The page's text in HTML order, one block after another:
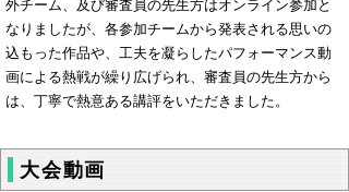
外チーム、及び審査員の先生方はオンライン参加と
なりましたが、各参加チームから発表される思いの
込もった作品や、工夫を凝らしたパフォーマンス動
画による熱戦が繰り広げられ、審査員の先生方から
は、丁寧で熱意ある講評をいただきました。
大会動画